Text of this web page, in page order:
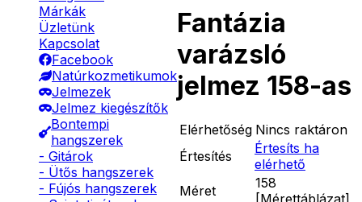
Márkák
Üzletünk
Kapcsolat
Facebook
Natúrkozmetikumok
Jelmezek
Jelmez kiegészítők
Bontempi
hangszerek
- Gitárok
- Ütős hangszerek
- Fújós hangszerek
Fantázia
varázsló
jelmez 158-as
Elérhetőség Nincs raktáron
Értesítés
Értesíts ha
elérhető
Méret
158
[Mérettáblázat]